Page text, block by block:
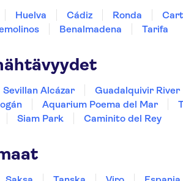
Huelva Cádiz Ronda
Benalmadena
Tarifa
Sevillan Alcázar Guadalquivir River
Aquarium Poema del Mar
Siam Park
Caminito del Rey